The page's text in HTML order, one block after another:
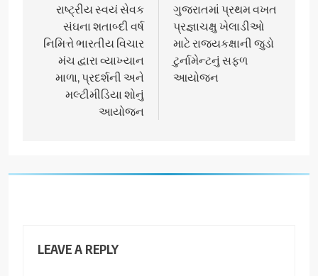
navigation
રાષ્ટ્રીય સ્વયં સેવક​
સંઘના શતાબ્દી વર્ષ
નિમિત્તે ભારતીય વિચાર
મંચ દ્વારા વ્યાખ્યાન
માળા, પ્રદર્શની અને​
મલ્ટીમીડિયા​ શોનું
આયોજન
ગુજરાતમાં પ્રથમ વખત
પ્રજ્ઞાચક્ષુ ખેલાડીઓ
માટે રાજ્યકક્ષાની જુડો
ટુર્નામેન્ટનું સફળ
આયોજન
LEAVE A REPLY